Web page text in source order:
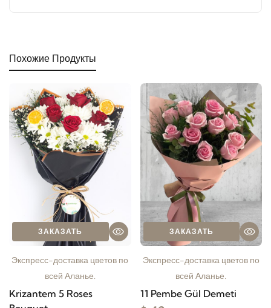
Похожие Продукты
ЗАКАЗАТЬ
Экспресс-доставка цветов по
всей Аланье.
Krizantem 5 Roses
ЗАКАЗАТЬ
Экспресс-доставка цветов по
всей Аланье.
11 Pembe Gül Demeti